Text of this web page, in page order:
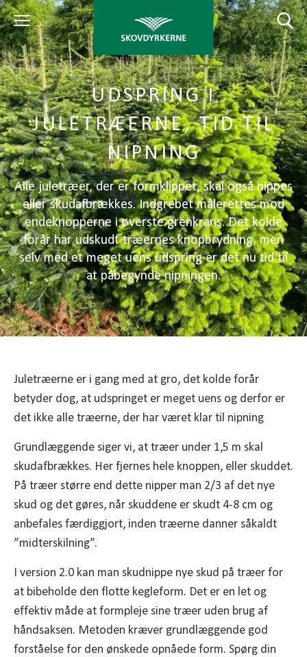
UDSPRING I
JULETRÆERNE, TID TIL
NIPNING
Alle juletræer, der er formklippet, skal også nippes
eller skudafbrækkes. Indgrebet målerettes mod
endeknopperne i øverste grenkrans. Det kolde
forår har udskudt træernes knopbrydning, men
selv med et meget uens udspring er det nu tid til
at påbegynde nipningen.
Juletræerne er i gang med at gro, det kolde forår
betyder dog, at udspringet er meget uens og derfor er
det ikke alle træerne, der har været klar til nipning
Grundlæggende siger vi, at træer under 1,5 m skal
skudafbrækkes. Her fjernes hele knoppen, eller skuddet.
På træer større end dette nipper man 2/3 af det nye
skud og det gøres, når skuddene er skudt 4-8 cm og
anbefales færdiggjort, inden træerne danner såkaldt
”midterskilning”.
I version 2.0 kan man skudnippe nye skud på træer for
at bibeholde den flotte kegleform. Det er en let og
effektiv måde at formpleje sine træer uden brug af
håndsaksen. Metoden kræver grundlæggende god
forståelse for den ønskede opnåede form. Spørg din